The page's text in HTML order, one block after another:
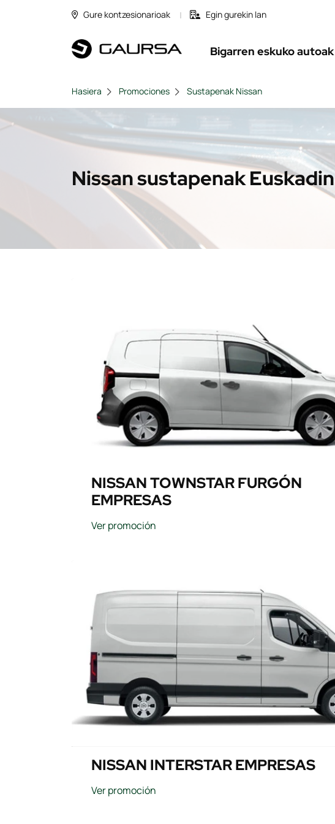
Gure kontzesionarioak Egin gurekin lan
Bigarren eskuko autoak
Hasiera Promociones Sustapenak Nissan
Nissan sustapenak Euskadin
NISSAN TOWNSTAR FURGÓN
EMPRESAS
Ver promoción
NISSAN INTERSTAR EMPRESAS
Ver promoción